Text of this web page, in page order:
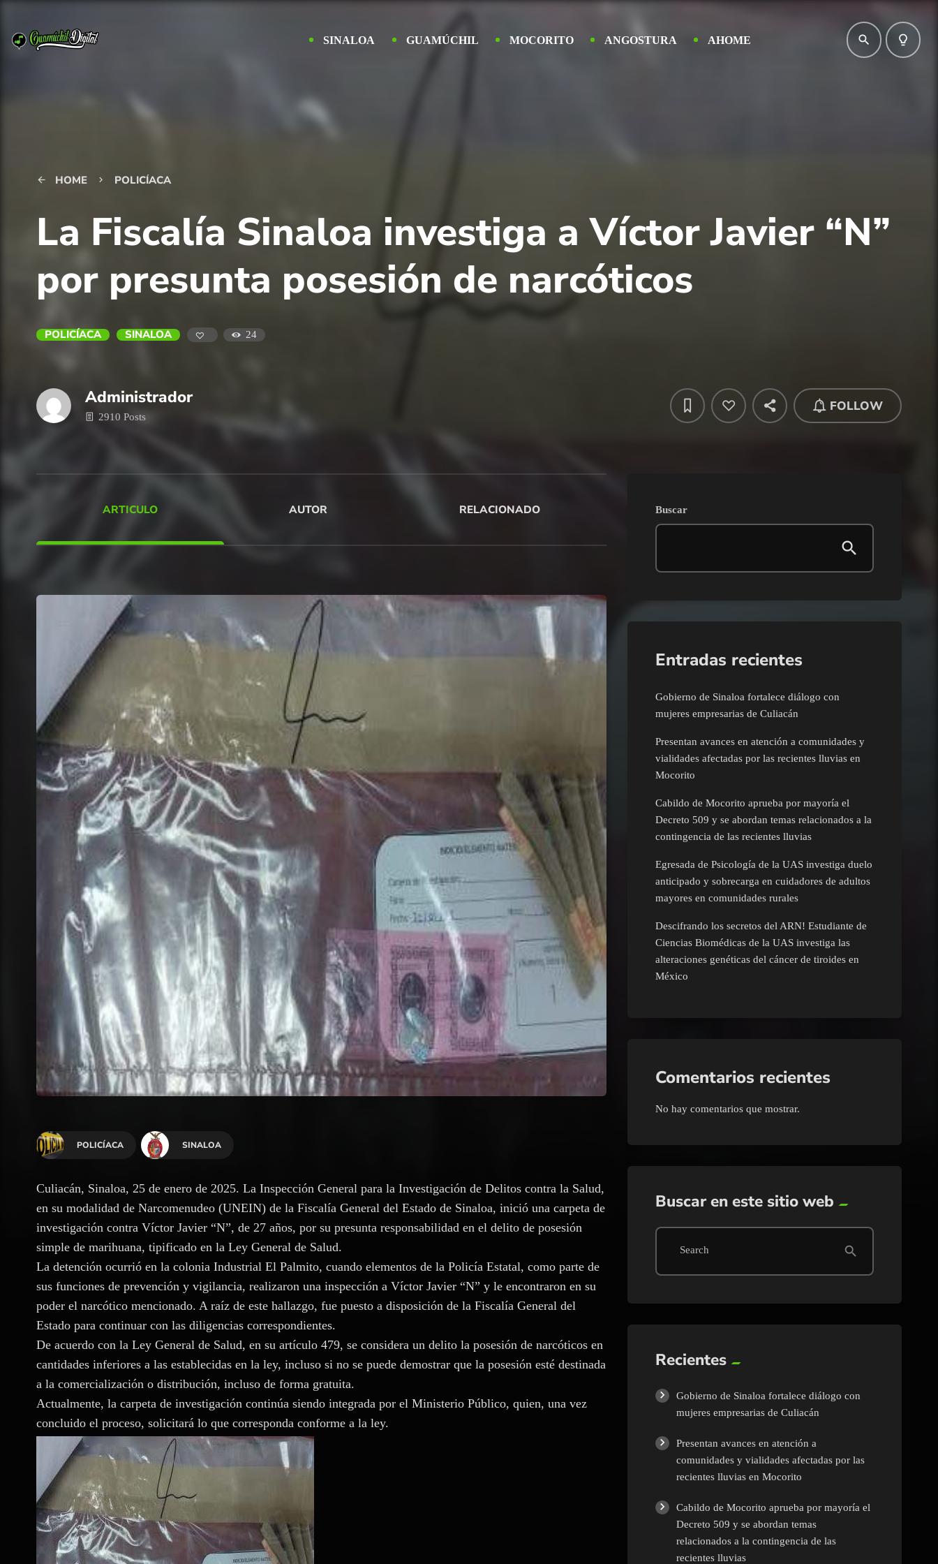
SINALOA GUAMÚCHIL MOCORITO ANGOSTURA AHOME search lightbulb_outline
arrow_back HOME keyboard_arrow_right POLICÍACA
La Fiscalía Sinaloa investiga a Víctor Javier “N”
por presunta posesión de narcóticos
POLICÍACA SINALOA 24
Administrador
2910 Posts
FOLLOW
ARTICULO AUTOR RELACIONADO
POLICÍACA SINALOA
Culiacán, Sinaloa, 25 de enero de 2025. La Inspección General para la Investigación de Delitos contra la Salud,
en su modalidad de Narcomenudeo (UNEIN) de la Fiscalía General del Estado de Sinaloa, inició una carpeta de
investigación contra Víctor Javier “N”, de 27 años, por su presunta responsabilidad en el delito de posesión
simple de marihuana, tipificado en la Ley General de Salud.
La detención ocurrió en la colonia Industrial El Palmito, cuando elementos de la Policía Estatal, como parte de
sus funciones de prevención y vigilancia, realizaron una inspección a Víctor Javier “N” y le encontraron en su
poder el narcótico mencionado. A raíz de este hallazgo, fue puesto a disposición de la Fiscalía General del
Estado para continuar con las diligencias correspondientes.
De acuerdo con la Ley General de Salud, en su artículo 479, se considera un delito la posesión de narcóticos en
cantidades inferiores a las establecidas en la ley, incluso si no se puede demostrar que la posesión esté destinada
a la comercialización o distribución, incluso de forma gratuita.
Actualmente, la carpeta de investigación continúa siendo integrada por el Ministerio Público, quien, una vez
concluido el proceso, solicitará lo que corresponda conforme a la ley.
Buscar
Entradas recientes
Gobierno de Sinaloa fortalece diálogo con
mujeres empresarias de Culiacán
Presentan avances en atención a comunidades y
vialidades afectadas por las recientes lluvias en
Mocorito
Cabildo de Mocorito aprueba por mayoría el
Decreto 509 y se abordan temas relacionados a la
contingencia de las recientes lluvias
Egresada de Psicología de la UAS investiga duelo
anticipado y sobrecarga en cuidadores de adultos
mayores en comunidades rurales
Descifrando los secretos del ARN! Estudiante de
Ciencias Biomédicas de la UAS investiga las
alteraciones genéticas del cáncer de tiroides en
México
Comentarios recientes
No hay comentarios que mostrar.
Buscar en este sitio web
Search search
Recientes
Gobierno de Sinaloa fortalece diálogo con
mujeres empresarias de Culiacán
Presentan avances en atención a
comunidades y vialidades afectadas por las
recientes lluvias en Mocorito
Cabildo de Mocorito aprueba por mayoría el
Decreto 509 y se abordan temas
relacionados a la contingencia de las
recientes lluvias